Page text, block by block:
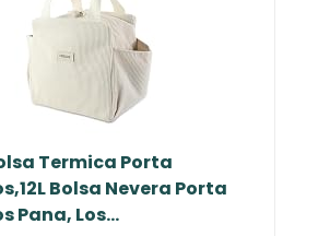
Termica Porta
Bolsa Nevera Porta
Pana, Los...